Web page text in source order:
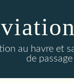
au havre et
de